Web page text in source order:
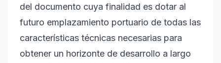
del documento cuya finalidad es dotar al
futuro emplazamiento portuario de todas las
características técnicas necesarias para
obtener un horizonte de desarrollo a largo